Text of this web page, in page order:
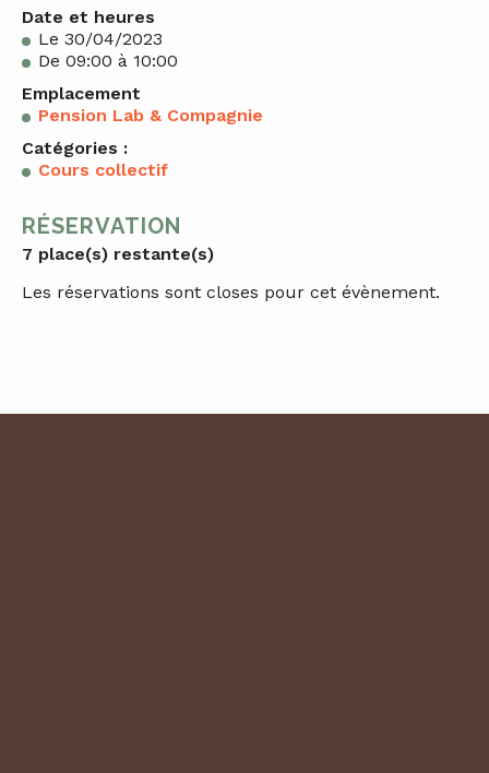
Date et heures
Le 30/04/2023
De 09:00 à 10:00
Emplacement
Pension Lab & Compagnie
Catégories :
Cours collectif
RÉSERVATION
7 place(s) restante(s)
Les réservations sont closes pour cet évènement.